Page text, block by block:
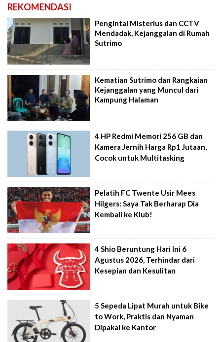
REKOMENDASI
Pengintai Misterius dan CCTV
Mendadak, Kejanggalan di Rumah
Sutrimo
Kematian Sutrimo dan Rangkaian
Kejanggalan yang Muncul dari
Kampung Halaman
4 HP Redmi Memori 256 GB dan
Kamera Jernih Harga Rp1 Jutaan,
Cocok untuk Multitasking
Pelatih FC Twente Usir Mees
Hilgers: Saya Tak Berharap Dia
Kembali ke Klub!
4 Shio Beruntung Hari Ini 6
Agustus 2026, Terhindar dari
Kesepian dan Kesulitan
5 Sepeda Lipat Murah untuk Bike
to Work, Praktis dan Nyaman
Dipakai ke Kantor